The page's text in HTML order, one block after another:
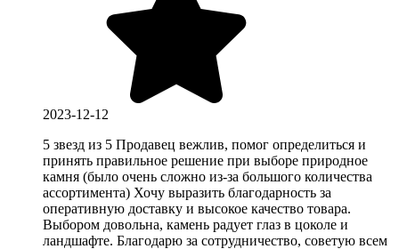
2023-12-12
5 звезд из 5 Продавец вежлив, помог определиться и
принять правильное решение при выборе природное
камня (было очень сложно из-за большого количества
ассортимента) Хочу выразить благодарность за
оперативную доставку и высокое качество товара.
Выбором довольна, камень радует глаз в цоколе и
ландшафте. Благодарю за сотрудничество, советую всем